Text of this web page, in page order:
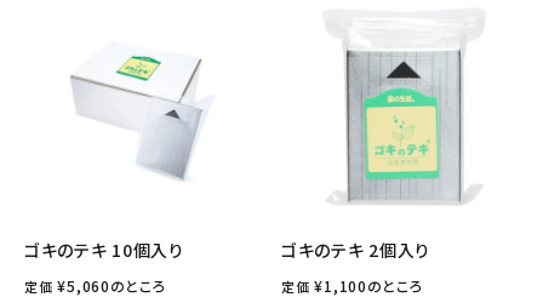
エコリュクス
アルマウィン
ゴキのテキ 10個入り
定価 ¥5,060のところ
ゴキのテキ 2個入り
定価 ¥1,100のところ